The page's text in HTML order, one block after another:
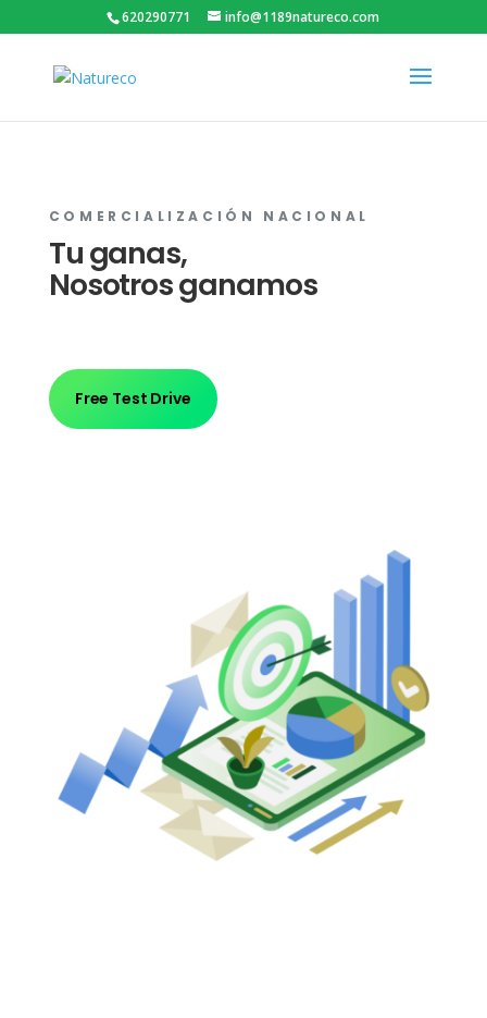
620290771 info@1189natureco.com
COMERCIALIZACIÓN NACIONAL
Tu ganas,
Nosotros ganamos
Free Test Drive